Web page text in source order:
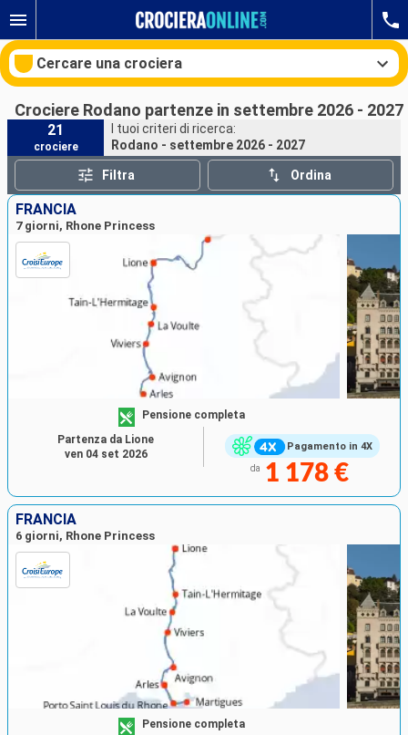
Cercare una crociera
Le nostre destinazioni
Mesi di partenza
Porti Compagnie
Crociere Rodano partenze in settembre 2026 - 2027
21
crociere
I tuoi criteri di ricerca:
Rodano - settembre 2026 - 2027
Filtra Ordina
FRANCIA
7 giorni, Rhone Princess
Pagamento in 4X
Pensione completa
da 1 178 €
Partenza da Lione
ven 04 set 2026
FRANCIA
6 giorni, Rhone Princess
Pensione completa